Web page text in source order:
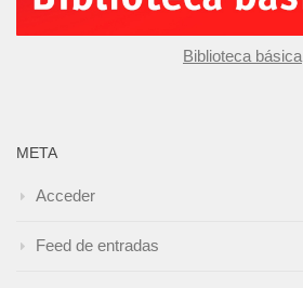
Biblioteca básica
META
Acceder
Feed de entradas